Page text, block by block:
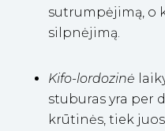
sutrumpėjimą, o
silpnėjimą.
Kifo-lordozinė
stuburas yra per
krūtinės, tiek